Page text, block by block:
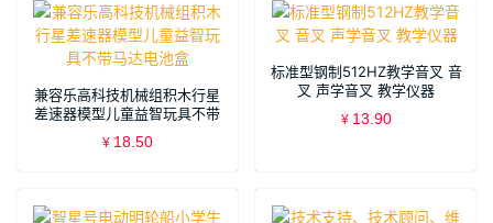
兼容乐高科技机械组积木行星
差速器模型儿童益智玩具不带
马达电池盒
¥ 18.50
标准型钢制512HZ教学音叉 音
叉 声学音叉 教学仪器
¥ 13.90